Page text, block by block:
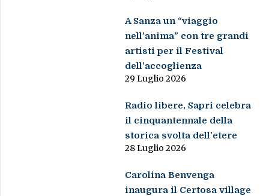
A Sanza un “viaggio
nell’anima” con tre grandi
artisti per il Festival
dell’accoglienza
29 Luglio 2026
Radio libere, Sapri celebra
il cinquantennale della
storica svolta dell’etere
28 Luglio 2026
Carolina Benvenga
inaugura il Certosa village